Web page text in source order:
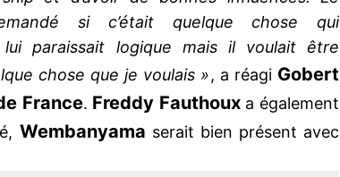
si c’était quelque chose qui
lui paraissait logique mais il voulait être
chose que je voulais », a réagi Gobert
France. Freddy Fauthouxa également
Wembanyama serait bien présent avec